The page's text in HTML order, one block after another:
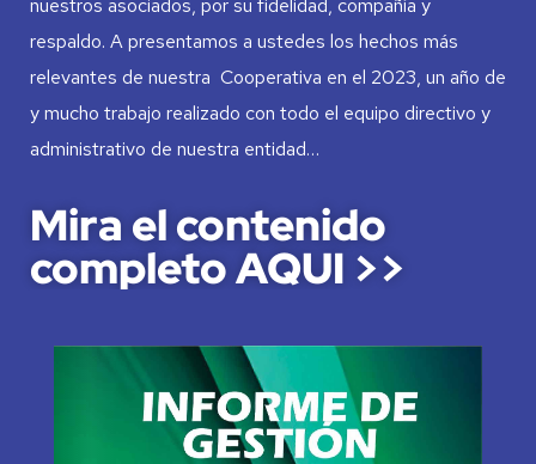
nuestros asociados, por su fidelidad, compañía y
respaldo. A presentamos a ustedes los hechos más
relevantes de nuestra Cooperativa en el 2023, un año de
y mucho trabajo realizado con todo el equipo directivo y
administrativo de nuestra entidad…
Mira el contenido
completo AQUI >>